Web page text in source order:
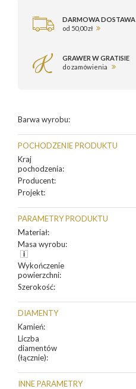
DARMOWA DOSTAWA
od 50,00 zł
GRAWER W GRATISIE
do zamówienia
Barwa wyrobu:
POCHODZENIE PRODUKTU
Kraj
pochodzenia:
Producent:
Projekt:
PARAMETRY PRODUKTU
Materiał:
Masa wyrobu:
Wykończenie
powierzchni:
Szerokość:
DIAMENTY
Kamień:
Liczba
diamentów
(łącznie):
INNE PARAMETRY